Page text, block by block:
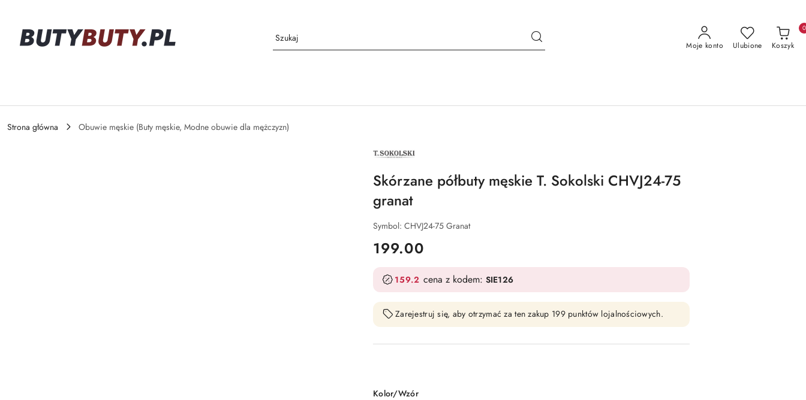
Moje konto Ulubione Koszyk
0
Strona główna
Obuwie męskie (Buty męskie, Modne obuwie dla mężczyzn)
NAZWA
PRODUCENTA:
Skórzane półbuty męskie T. Sokolski CHVJ24-75
granat
Symbol: CHVJ24-75 Granat
cena:
199.00
159.2 cena z kodem: SIE126
Zarejestruj się, aby otrzymać za ten zakup 199 punktów lojalnościowych.
Wariant
Kolor/Wzór